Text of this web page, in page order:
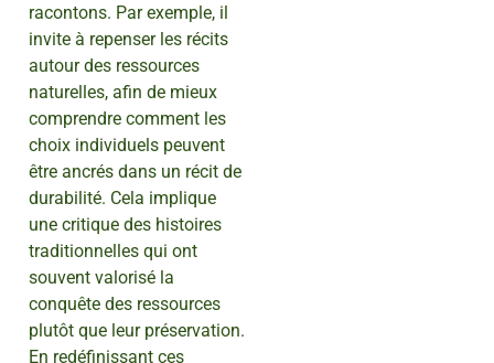
racontons. Par exemple, il
invite à repenser les récits
autour des ressources
naturelles, afin de mieux
comprendre comment les
choix individuels peuvent
être ancrés dans un récit de
durabilité. Cela implique
une critique des histoires
traditionnelles qui ont
souvent valorisé la
conquête des ressources
plutôt que leur préservation.
En redéfinissant ces